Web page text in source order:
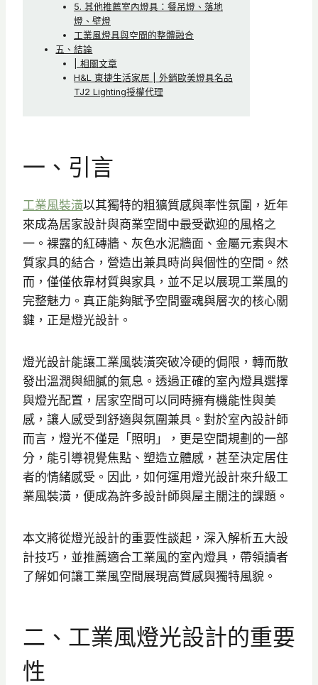
5. 其他推薦室內燈具：餐吊燈、落地
燈、壁燈
工業風燈具與空間的整體融合
五、結論
| 相關文章
H&L 東捷生活家居 | 外銷歐美燈具名品
TJ2 Lighting授權代理
一、引言
工業風裝潢以其獨特的粗獷質感與率性氛圍，近年
來成為居家設計與商業空間中最受歡迎的風格之
一。裸露的紅磚牆、灰色水泥牆面、金屬元素與木
質家具的結合，營造出兼具時尚與個性的空間。然
而，僅僅依靠材質與家具，並不足以展現工業風的
完整魅力。真正能夠賦予空間靈魂與層次的核心關
鍵，正是燈光設計。
燈光設計能讓工業風裝潢突破冷硬的侷限，轉而散
發出溫潤與細膩的氣息。透過正確的室內燈具選擇
與燈光配置，居家空間可以同時擁有機能性與美
感，讓人感受到舒適與氛圍兼具。對於室內設計師
而言，燈光不僅是「照明」，更是空間規劃的一部
分，能引導視覺焦點、塑造立體感，甚至決定居住
者的情緒感受。因此，如何運用燈光設計來升級工
業風裝潢，便成為許多設計師與屋主關注的課題。
本文將從燈光設計的重要性談起，深入解析五大設
計技巧，並推薦適合工業風的室內燈具，帶領讀者
了解如何讓工業風空間展現高質感與獨特風貌。
二、工業風燈光設計的重要
性